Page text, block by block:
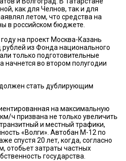
как для Челнов, так и для
летом, что средства на
в российском бюджете.
на проект Москва-Казань
из Фонда национального
только подготовительные
начнется во втором полугодии
стать дублирующим
на максимальную
ч призвана не только увеличить
и местный трафики,
«Волги». Автобан М-12 по
спустя 20 лет, когда, согласно
отобьет затраты частных
государства.